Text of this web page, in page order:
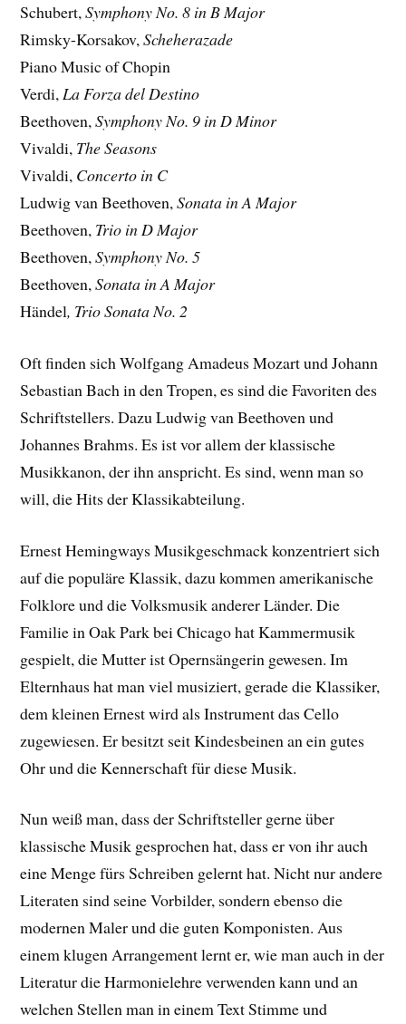
Schubert,Symphony No. 8 in B Major
Rimsky-Korsakov,Scheherazade
Piano Music of Chopin
Verdi,La Forza del Destino
Beethoven,Symphony No. 9 in D Minor
Vivaldi, The Seasons
Vivaldi, Concerto in C
Ludwig van Beethoven,Sonata in A Major
Beethoven, Trio in D Major
Beethoven,Symphony No. 5
Beethoven,Sonata in A Major
Händel, Trio Sonata No. 2
Oft finden sich Wolfgang Amadeus Mozart und Johann
Sebastian Bach in den Tropen, es sind die Favoriten des
Schriftstellers. Dazu Ludwig van Beethoven und
Johannes Brahms. Es ist vor allem der klassische
Musikkanon, der ihn anspricht. Es sind, wenn man so
will, die Hits der Klassikabteilung.
Ernest Hemingways Musikgeschmack konzentriert sich
auf die populäre Klassik, dazu kommen amerikanische
Folklore und die Volksmusik anderer Länder. Die
Familie in Oak Park bei Chicago hat Kammermusik
gespielt, die Mutter ist Opernsängerin gewesen. Im
Elternhaus hat man viel musiziert, gerade die Klassiker,
dem kleinen Ernest wird als Instrument das Cello
zugewiesen. Er besitzt seit Kindesbeinen an ein gutes
Ohr und die Kennerschaft für diese Musik.
Nun weiß man, dass der Schriftsteller gerne über
klassische Musik gesprochen hat, dass er von ihr auch
eine Menge fürs Schreiben gelernt hat. Nicht nur andere
Literaten sind seine Vorbilder, sondern ebenso die
modernen Maler und die guten Komponisten. Aus
einem klugen Arrangement lernt er, wie man auch in der
Literatur die Harmonielehre verwenden kann und an
welchen Stellen man in einem Text Stimme und